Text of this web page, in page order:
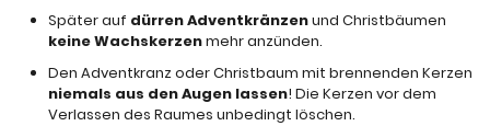
Später auf dürren Adventkränzenund Christbäumen
keine Wachskerzenmehr anzünden.
Den Adventkranz oder Christbaum mit brennenden Kerzen
niemals aus den Augen lassen! Die Kerzen vor dem
Verlassen des Raumes unbedingt löschen.